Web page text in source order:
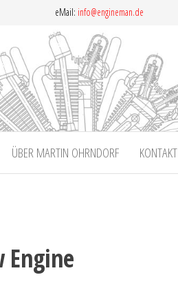
eMail: info@engineman.de
ÜBER MARTIN OHRNDORF KONTAKT
Engine